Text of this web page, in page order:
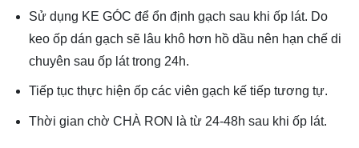
Sử dụng KE GÓC để ổn định gạch sau khi ốp lát. Do
keo ốp dán gạch sẽ lâu khô hơn hồ dầu nên hạn chế di
chuyên sau ốp lát trong 24h.
Tiếp tục thực hiện ốp các viên gạch kế tiếp tương tự.
Thời gian chờ CHÀ RON là từ 24-48h sau khi ốp lát.